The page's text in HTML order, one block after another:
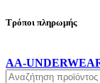
Τρόποι πληρωμής
AA-